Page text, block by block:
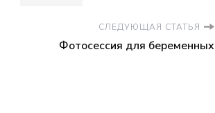
СЛЕДУЮЩАЯ СТАТЬЯ
Фотосессия для беременных